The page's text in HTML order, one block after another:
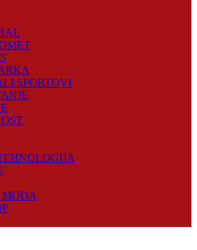
SPORTOVI
MODA